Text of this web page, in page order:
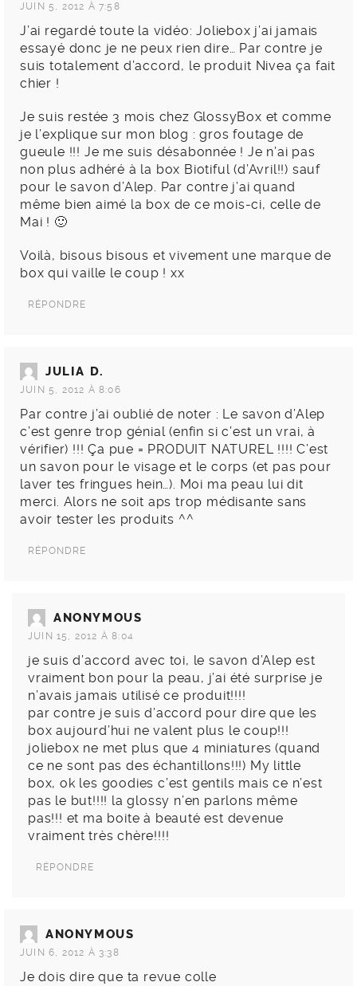
JUIN 5, 2012 À 7:58
J’ai regardé toute la vidéo: Joliebox j’ai jamais
essayé donc je ne peux rien dire… Par contre je
suis totalement d’accord, le produit Nivea ça fait
chier !
Je suis restée 3 mois chez GlossyBox et comme
je l’explique sur mon blog : gros foutage de
gueule !!! Je me suis désabonnée ! Je n’ai pas
non plus adhéré à la box Biotiful (d’Avril!!) sauf
pour le savon d’Alep. Par contre j’ai quand
même bien aimé la box de ce mois-ci, celle de
Mai ! 🙂
Voilà, bisous bisous et vivement une marque de
box qui vaille le coup ! xx
RÉPONDRE
JULIA D.
JUIN 5, 2012 À 8:06
Par contre j’ai oublié de noter : Le savon d’Alep
c’est genre trop génial (enfin si c’est un vrai, à
vérifier) !!! Ça pue = PRODUIT NATUREL !!!! C’est
un savon pour le visage et le corps (et pas pour
laver tes fringues hein…). Moi ma peau lui dit
merci. Alors ne soit aps trop médisante sans
avoir tester les produits ^^
RÉPONDRE
ANONYMOUS
JUIN 15, 2012 À 8:04
je suis d’accord avec toi, le savon d’Alep est
vraiment bon pour la peau, j’ai été surprise je
n’avais jamais utilisé ce produit!!!!
par contre je suis d’accord pour dire que les
box aujourd’hui ne valent plus le coup!!!
joliebox ne met plus que 4 miniatures (quand
ce ne sont pas des échantillons!!!) My little
box, ok les goodies c’est gentils mais ce n’est
pas le but!!!! la glossy n’en parlons même
pas!!! et ma boite à beauté est devenue
vraiment très chère!!!!
RÉPONDRE
ANONYMOUS
JUIN 6, 2012 À 3:38
Je dois dire que ta revue colle